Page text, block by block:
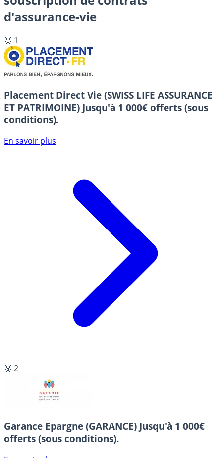
d'assurance-vie
🥇 1
Placement Direct Vie (SWISS LIFE ASSURANCE
ET PATRIMOINE) Jusqu'à 1 000€ offerts (sous
conditions).
En savoir plus
🥈 2
Garance Epargne (GARANCE) Jusqu'à 1 000€
offerts (sous conditions).